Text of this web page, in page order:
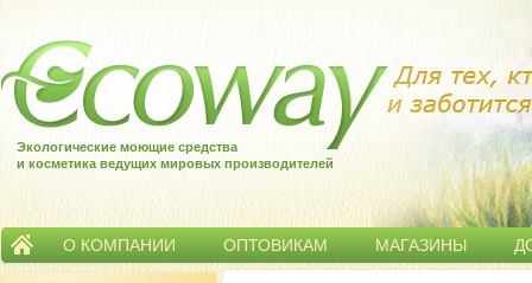
Экологические моющие средства
и косметика ведущих мировых производителей
О КОМПАНИИ ОПТОВИКАМ МАГАЗИНЫ